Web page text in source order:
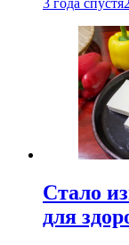
3 года спустя
Стало
для